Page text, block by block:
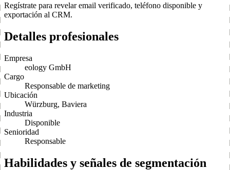
Regístrate para revelar email verificado, teléfono disponible y
exportación al CRM.
Detalles profesionales
Empresa
eology GmbH
Cargo
Responsable de marketing
Ubicación
Würzburg, Baviera
Industria
Disponible
Senioridad
Responsable
Habilidades y señales de segmentación